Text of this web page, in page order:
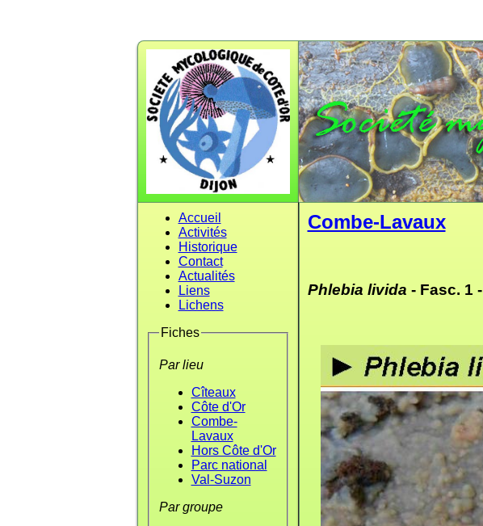
Accueil
Activités
Historique
Contact
Actualités
Liens
Lichens
Fiches
Par lieu
Cîteaux
Côte d'Or
Combe-
Lavaux
Hors Côte d'Or
Parc national
Val-Suzon
Par groupe
Combe-Lavaux
Phlebia livida - Fasc. 1 -